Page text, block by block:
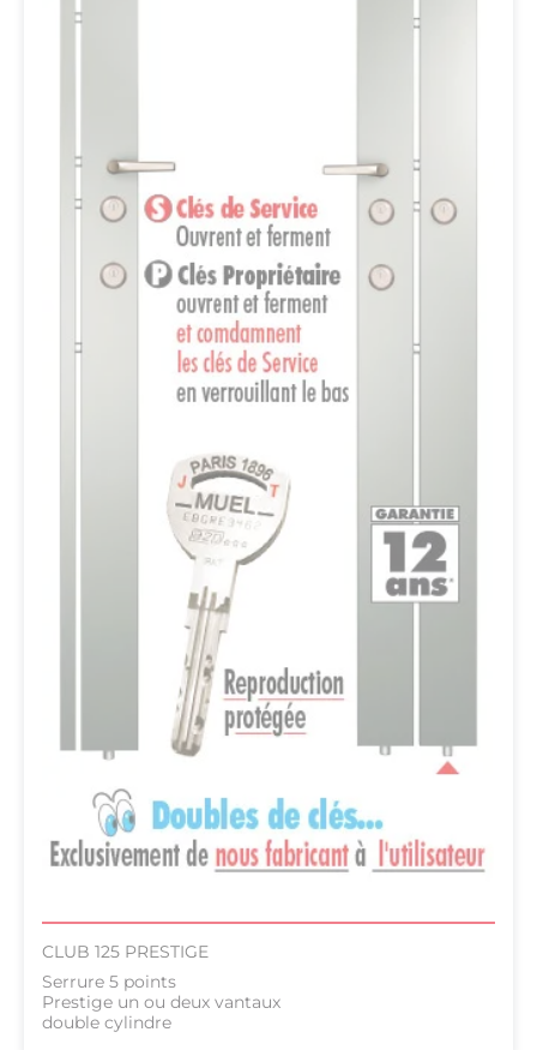
CLUB 125 PRESTIGE
Serrure 5 points
Prestige un ou deux vantaux
double cylindre